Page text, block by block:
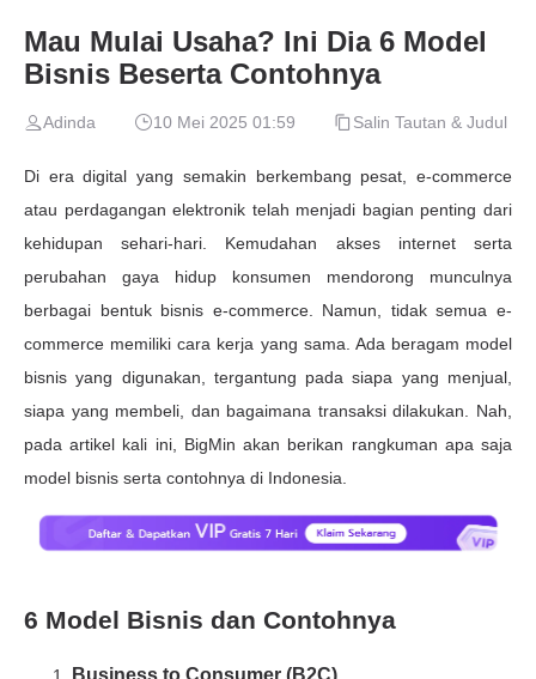
Mau Mulai Usaha? Ini Dia 6 Model
Bisnis Beserta Contohnya
Adinda 10 Mei 2025 01:59 Salin Tautan & Judul